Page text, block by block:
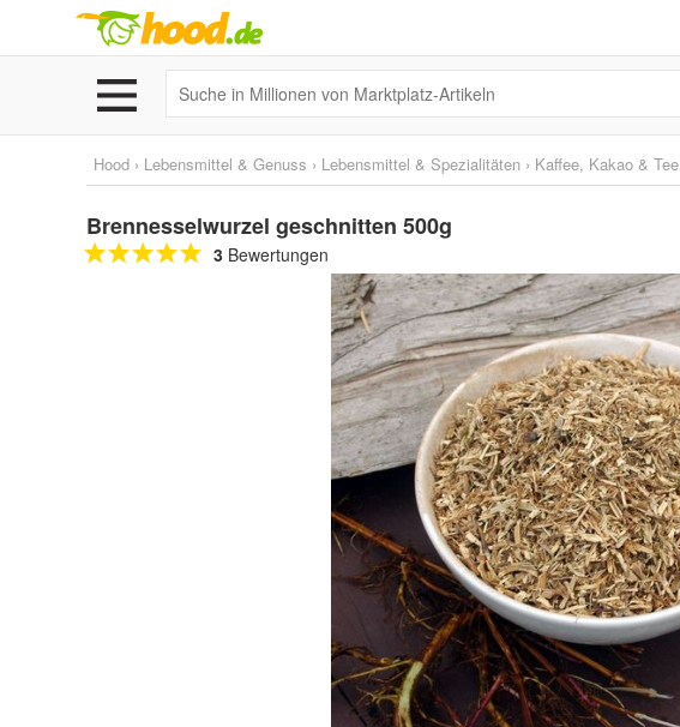
Hood › Lebensmittel & Genuss › Lebensmittel & Spezialitäten › Kaffee, Kakao & Tee
Brennesselwurzel geschnitten 500g
3 Bewertungen